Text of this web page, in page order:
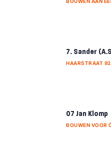
7. Sander
HAARSTRAAT
07 Jan Klomp
BOUWEN VOOR